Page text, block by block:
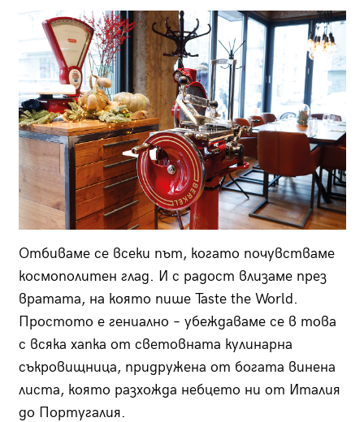
Отбиваме се всеки път, когато почувстваме
космополитен глад. И с радост влизаме през
вратата, на която пише Taste the World.
Простото е гениално – убеждаваме се в това
с всяка хапка от световната кулинарна
съкровищница, придружена от богата винена
листа, която разхожда небцето ни от Италия
до Португалия.